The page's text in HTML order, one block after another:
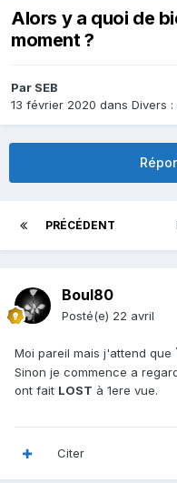
Alors y a quoi de
moment ?
Par SEB
13 février 2020 dans Divers
PRÉCÉDENT
Boul80
Posté(e) 22 avril
Moi pareil mais j'attend que
Sinon je commence a
ont fait LOST à 1ere vue.
Citer